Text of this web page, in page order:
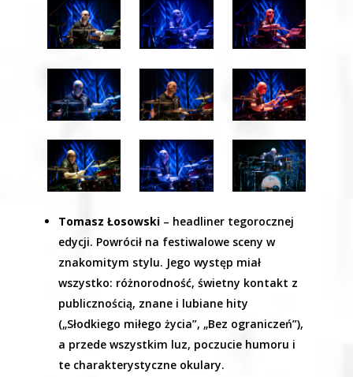
Tomasz Łosowski– headliner tegorocznej
edycji. Powrócił na festiwalowe sceny w
znakomitym stylu. Jego występ miał
wszystko: różnorodność, świetny kontakt z
publicznością, znane i lubiane hity
(„Słodkiego miłego życia”, „Bez ograniczeń”),
a przede wszystkim luz, poczucie humoru i
te charakterystyczne okulary.